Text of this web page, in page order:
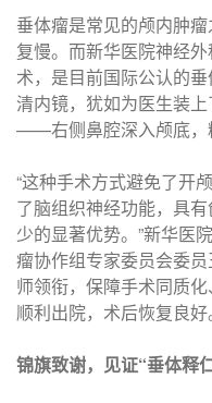
垂体瘤是常见的颅内肿
复慢。而新华医院神经
术，是目前国际公认的
清内镜，犹如为医生装
——右侧鼻腔深入颅底，
“这种手术方式避免了开
了脑组织神经功能，具
少的显著优势。”新华医
瘤协作组专家委员会委
师领衔，保障手术同质
顺利出院，术后恢复良好
锦旗致谢，见证“垂体释